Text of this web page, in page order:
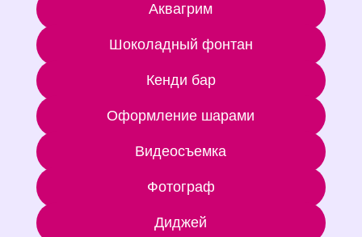
Аквагрим
Шоколадный фонтан
Кенди бар
Оформление шарами
Видеосъемка
Фотограф
Диджей